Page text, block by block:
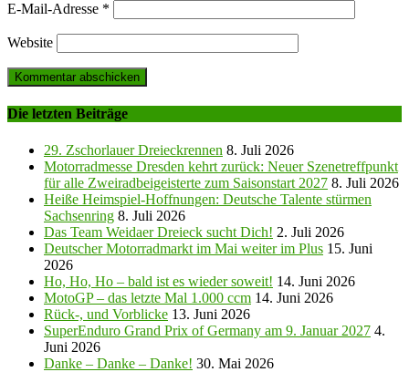
E-Mail-Adresse *
Website
Die letzten Beiträge
29. Zschorlauer Dreieckrennen 8. Juli 2026
Motorradmesse Dresden kehrt zurück: Neuer Szenetreffpunkt
für alle Zweiradbeigeisterte zum Saisonstart 2027 8. Juli 2026
Heiße Heimspiel-Hoffnungen: Deutsche Talente stürmen
Sachsenring 8. Juli 2026
Das Team Weidaer Dreieck sucht Dich! 2. Juli 2026
Deutscher Motorradmarkt im Mai weiter im Plus 15. Juni
2026
Ho, Ho, Ho – bald ist es wieder soweit! 14. Juni 2026
MotoGP – das letzte Mal 1.000 ccm 14. Juni 2026
Rück-, und Vorblicke 13. Juni 2026
SuperEnduro Grand Prix of Germany am 9. Januar 2027 4.
Juni 2026
Danke – Danke – Danke! 30. Mai 2026